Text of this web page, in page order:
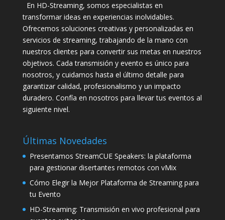
En HD-Streaming, somos especialistas en
transformar ideas en experiencias inolvidables.
Ofrecemos soluciones creativas y personalizadas en
servicios de streaming, trabajando de la mano con
nuestros clientes para convertir sus metas en nuestros
objetivos. Cada transmisión y evento es único para
nosotros, y cuidamos hasta el último detalle para
garantizar calidad, profesionalismo y un impacto
duradero. Confía en nosotros para llevar tus eventos al
siguiente nivel.
Últimas Novedades
Presentamos StreamCUE Speakers: la plataforma
para gestionar disertantes remotos con vMix
Cómo Elegir la Mejor Plataforma de Streaming para
tu Evento
HD-Streaming: Transmisión en vivo profesional para